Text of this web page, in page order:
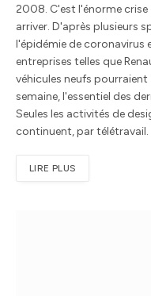
2008. C'est l'énorme
arriver. D'après plusieurs
l'épidémie de coronavirus
entreprises telles que
véhicules neufs
semaine, l'essentiel des
Seules les activités de
continuent, par télétravail.
LIRE PLUS